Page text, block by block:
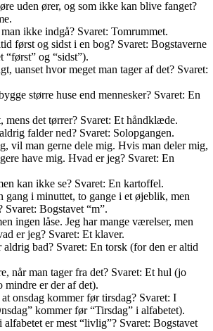
uden ører, og som ikke kan blive fanget?
ikke indgå? Svaret: Tomrummet.
først og sidst i en bog? Svaret: Bogstaverne
“først” og “sidst”).
uanset hvor meget man tager af det? Svaret:
større huse end mennesker? Svaret: En
mens det tørrer? Svaret: Et håndklæde.
falder ned? Svaret: Solopgangen.
vil man gerne dele mig. Hvis man deler mig,
have mig. Hvad er jeg? Svaret: En
kan ikke se? Svaret: En kartoffel.
gang i minuttet, to gange i et øjeblik, men
Svaret: Bogstavet “m”.
ingen låse. Jeg har mange værelser, men
er jeg? Svaret: Et klaver.
bad? Svaret: En torsk (for den er altid
når man tager fra det? Svaret: Et hul (jo
mindre er der af det).
onsdag kommer før tirsdag? Svaret: I
kommer før “Tirsdag” i alfabetet).
er mest “livlig”? Svaret: Bogstavet